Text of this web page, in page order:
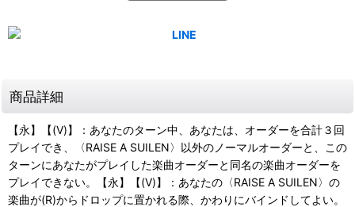
商品詳細
【永】【(V)】：あなたのターン中、あなたは、オーダーを合計３回
プレイでき、〈RAISE A SUILEN〉以外のノーマルオーダーと、この
ターンにあなたがプレイした楽曲オーダーと同名の楽曲オーダーを
プレイできない。【永】【(V)】：あなたの〈RAISE A SUILEN〉の
楽曲が(R)からドロップに置かれる際、かわりにバインドしてよい。